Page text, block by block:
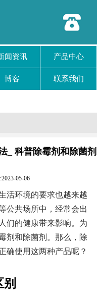
闻资讯 产品中心
博客 联系我们
_ 科普除霉剂和除菌剂
05-06
活环境的要求也越来越
公共场所中，经常会出
们的健康带来影响。为
剂和除菌剂。那么，除
确使用这两种产品呢？